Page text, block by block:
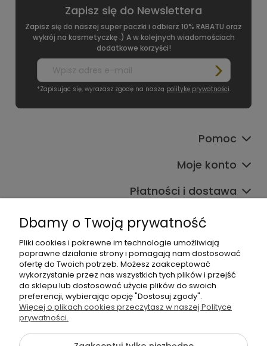
Zapisz się do Newslettera
Zapisz się do naszej super paczki i odbierz 10% RABATU oraz
wykrój na kosmetyczkę :) A w kolejnych wiadomościach
dodatkowe korzyści!
*Zapisując się, wyrażasz zgodę na naszą politykę prywatności.
Pomoc
Moje konto
Płatności i dostawa
Informacje
O nas
Dbamy o Twoją prywatność
Pliki cookies i pokrewne im technologie umożliwiają
poprawne działanie strony i pomagają nam dostosować
ofertę do Twoich potrzeb. Możesz zaakceptować
wykorzystanie przez nas wszystkich tych plików i przejść
do sklepu lub dostosować użycie plików do swoich
preferencji, wybierając opcję "Dostosuj zgody".
Więcej o plikach cookies przeczytasz w naszej Polityce
prywatności.